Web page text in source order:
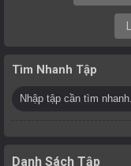
Tìm Nhanh Tập
Danh Sách Tập